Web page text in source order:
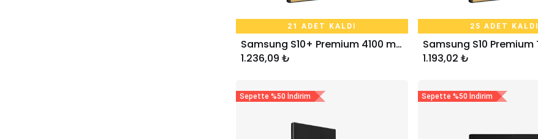
21 ADET KALDI
Sepete Ekle
Samsung S10+ Premium 4100 mAh Telefon Bataryası
1.236,09 ₺
25 ADET KALDI
Sepete Ekle
1.193,02 ₺
Sepette %50 İndirim Sepette %50 İndirim